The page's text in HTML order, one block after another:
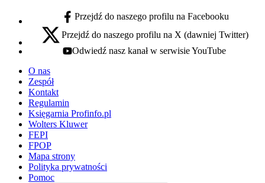
facebook - otwiera się w nowej karcie
Przejdź do naszego profilu na Facebooku
x - otwiera się w nowej karcie
Przejdź do naszego profilu na X (dawniej Twitter)
youtube - otwiera się w nowej karcie
Odwiedź nasz kanał w serwisie YouTube
O nas
Zespół
Kontakt
Regulamin
Księgarnia Profinfo.pl
Wolters Kluwer
FEPI
FPOP
Mapa strony
Polityka prywatności
Pomoc